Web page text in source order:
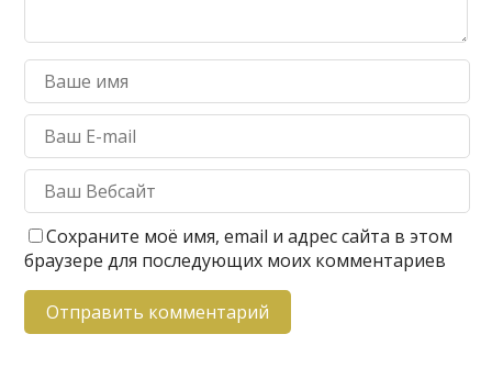
Сохраните моё имя, email и адрес сайта в этом
браузере для последующих моих комментариев